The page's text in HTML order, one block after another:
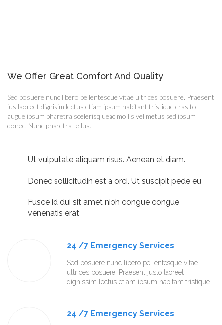
We Offer Great Comfort And Quality
Sed posuere nunc libero pellentesque vitae ultrices posuere. Praesent
jus laoreet dignisim lectus etiam ipsum habitant tristique cras to
augue ipsum pharetra scelerisq ueac mollis vel metus sed ipsum
donec. Nunc pharetra tellus.
Ut vulputate aliquam risus. Aenean et diam.
Donec sollicitudin est a orci. Ut suscipit pede eu
Fusce id dui sit amet nibh congue congue
venenatis erat
24 /7 Emergency Services
Sed posuere nunc libero pellentesque vitae
ultrices posuere. Praesent justo laoreet
dignissim lectus etiam ipsum habitant tristique
24 /7 Emergency Services